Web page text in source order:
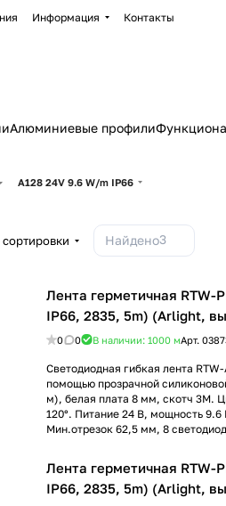
Информация Контакты
Алюминиевые профили
A128 24V 9.6 W/m IP66
Найдено3
Лента герметичная RTW-
IP66, 2835, 5m) (Arlight,
0 0 В наличии: 1000 мАрт.
Светодиодная гибкая лента
помощью прозрачной
м), белая плата 8 мм, скотч 3М.
120°. Питание 24 В, мощность
Мин.отрезок 62,5 мм, 8
Лента герметичная RTW-
IP66, 2835, 5m) (Arlight,